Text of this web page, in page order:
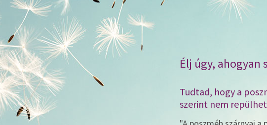
Élj úgy, ahogyan
Tudtad, hogy a
szerint nem